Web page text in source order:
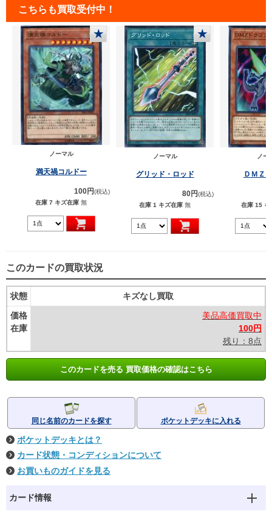
こちらも買取受付中！
★
ノーマル
満天禍コルドー
100円(税込)
在庫 7 キズ在庫 無
★
ノーマル
グリッド・ロッド
80円(税込)
在庫 1 キズ在庫 無
ノー
ＤＭＺ
在庫 15 キ
このカードの買取状況
状態
価格
在庫
キズなし買取
美品高価買取中
100円
残り：8点
このカードを売る 買取価格の確認はこちら
同じ名前のカードを探す ポケットデッキに入れる
ポケットデッキとは？
カード状態・コンディションについて
お買いものガイドを見る
カード情報